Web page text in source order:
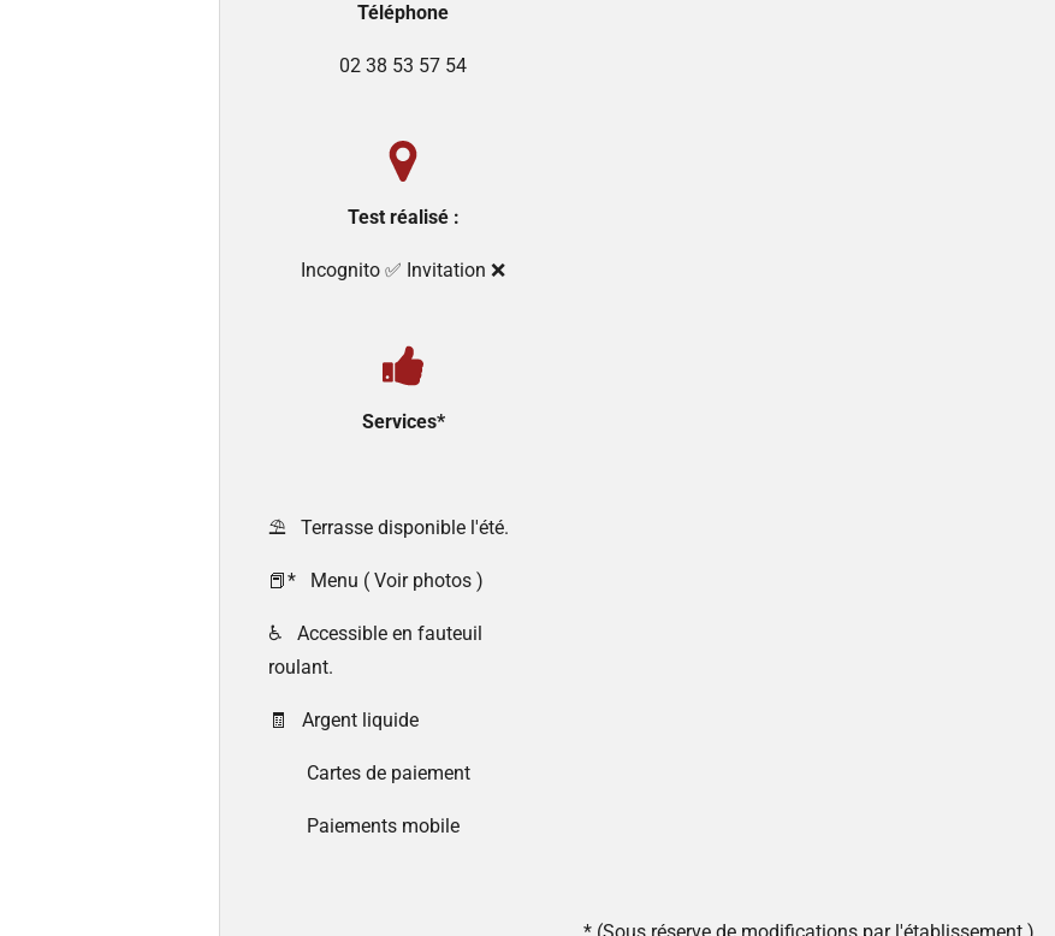
Téléphone
02 38 53 57 54
Test réalisé :
Incognito ✅️ Invitation ❌️
Services*
⛱️ Terrasse disponible l'été.
📕* Menu ( Voir photos )
♿ Accessible en fauteuil
roulant.
🧾 Argent liquide
Cartes de paiement
Paiements mobile